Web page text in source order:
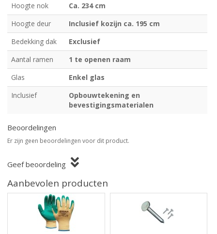
Hoogte nok
Ca. 234 cm
Hoogte deur
Inclusief kozijn ca. 195 cm
Bedekking dak
Exclusief
Aantal ramen
1 te openen raam
Glas
Enkel glas
Inclusief
Opbouwtekening en
bevestigingsmaterialen
Beoordelingen
Er zijn geen beoordelingen voor dit product.
Geef beoordeling
Aanbevolen producten